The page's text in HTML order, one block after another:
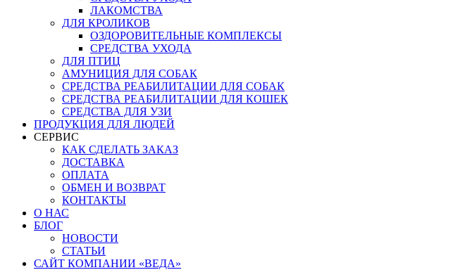
ЛАКОМСТВА
ДЛЯ КРОЛИКОВ
ОЗДОРОВИТЕЛЬНЫЕ КОМПЛЕКСЫ
СРЕДСТВА УХОДА
ДЛЯ ПТИЦ
АМУНИЦИЯ ДЛЯ СОБАК
СРЕДСТВА РЕАБИЛИТАЦИИ ДЛЯ СОБАК
СРЕДСТВА РЕАБИЛИТАЦИИ ДЛЯ КОШЕК
СРЕДСТВА ДЛЯ УЗИ
ПРОДУКЦИЯ ДЛЯ ЛЮДЕЙ
СЕРВИС
КАК СДЕЛАТЬ ЗАКАЗ
ДОСТАВКА
ОПЛАТА
ОБМЕН И ВОЗВРАТ
КОНТАКТЫ
О НАС
БЛОГ
НОВОСТИ
СТАТЬИ
САЙТ КОМПАНИИ «ВЕДА»